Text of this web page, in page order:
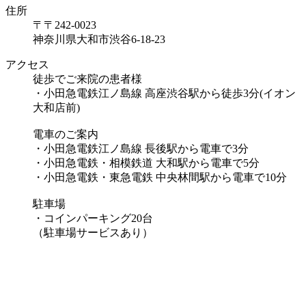
住所
〒〒242-0023
神奈川県大和市渋谷6-18-23
アクセス
徒歩でご来院の患者様
・小田急電鉄江ノ島線 高座渋谷駅から徒歩3分(イオン
大和店前)
電車のご案内
・小田急電鉄江ノ島線 長後駅から電車で3分
・小田急電鉄・相模鉄道 大和駅から電車で5分
・小田急電鉄・東急電鉄 中央林間駅から電車で10分
駐車場
・コインパーキング20台
（駐車場サービスあり）